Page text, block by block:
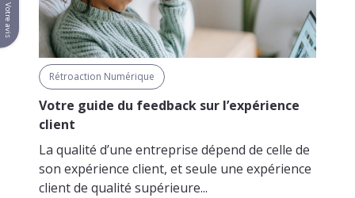
Rétroaction Numérique
Votre guide du feedback sur l’expérience
client
La qualité d’une entreprise dépend de celle de
son expérience client, et seule une expérience
client de qualité supérieure...
Votre avis